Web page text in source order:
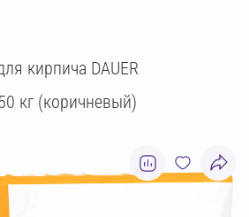
кирпича DAUER
кг (коричневый)